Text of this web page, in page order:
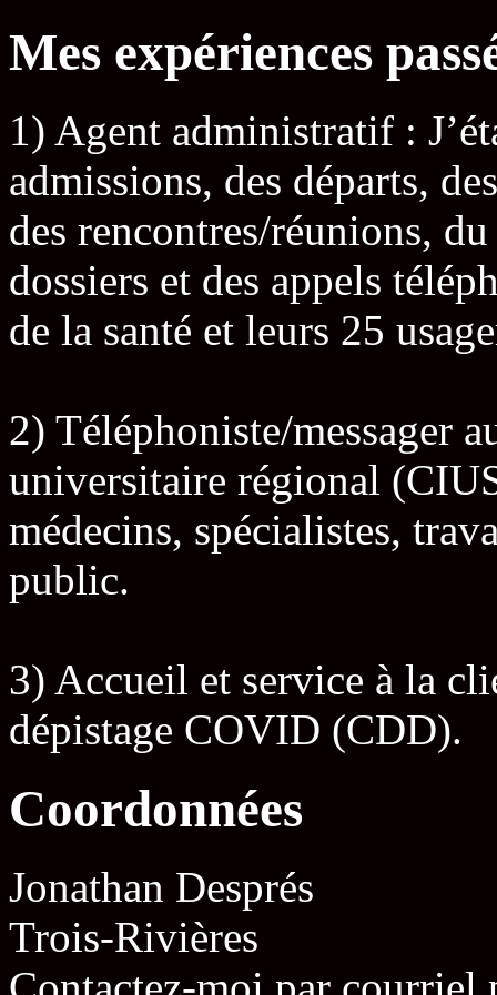
Mes expériences
1) Agent administratif :
admissions, des départs,
des rencontres/réunions,
dossiers et des appels
de la santé et leurs 25
2) Téléphoniste/messager
universitaire régional
médecins, spécialistes,
public.
3) Accueil et service à la
dépistage COVID (CDD).
Coordonnées
Jonathan Després
Trois-Rivières